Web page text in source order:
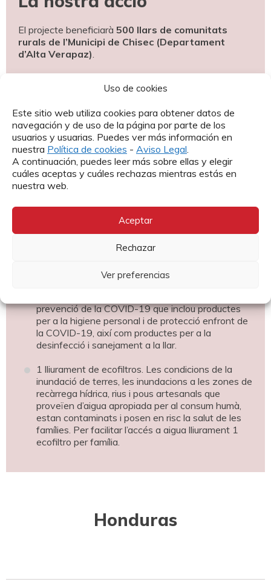
Uso de cookies
Este sitio web utiliza cookies para obtener datos de
navegación y de uso de la página por parte de los
usuarios y usuarias. Puedes ver más información en
nuestra Política de cookies - Aviso Legal.
A continuación, puedes leer más sobre ellas y elegir
cuáles aceptas y cuáles rechazas mientras estás en
nuestra web.
Aceptar
Rechazar
Ver preferencias
El projecte beneficiarà 500 llars de comunitats
rurals de l’Municipi de Chisec (Departament
d’Alta Verapaz).
més viable per a una resposta inicial és el lliurament en
famílies hagin de desplaçar llargues distàncies on es
poden fer efectives les transferències econòmiques o
bescanvi de cupons (ja que molts productes només es
trobarien en les capçaleres municipals), a més de
considerar el poc o nul accés a el sistema financer i la
dificultat per a l’accés a mercats, per la paralització de
l’transport públic.
1 kit de aliments compost per arròs, fesols, pasta,
civada, tonyina enllaunat i llenties.
prevenció de la COVID-19 que inclou productes
per a la higiene personal i de protecció enfront de
la COVID-19, així com productes per a la
desinfecció i sanejament a la llar.
1 lliurament de ecofiltros. Les condicions de la
inundació de terres, les inundacions a les zones de
recàrrega hídrica, rius i pous artesanals que
proveïen d’aigua apropiada per al consum humà,
estan contaminats i posen en risc la salut de les
famílies. Per facilitar l’accés a aigua lliurament 1
ecofiltro per família.
Honduras